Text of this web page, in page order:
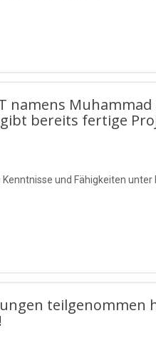
namens
bereits fertige
und Fähigkeiten
teilgenommen